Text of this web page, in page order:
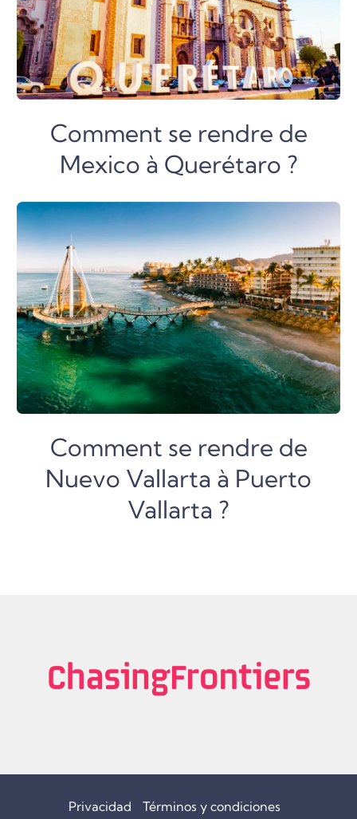
Comment se rendre de
Mexico à Querétaro ?
Comment se rendre de
Nuevo Vallarta à Puerto
Vallarta ?
Privacidad Términos y condiciones